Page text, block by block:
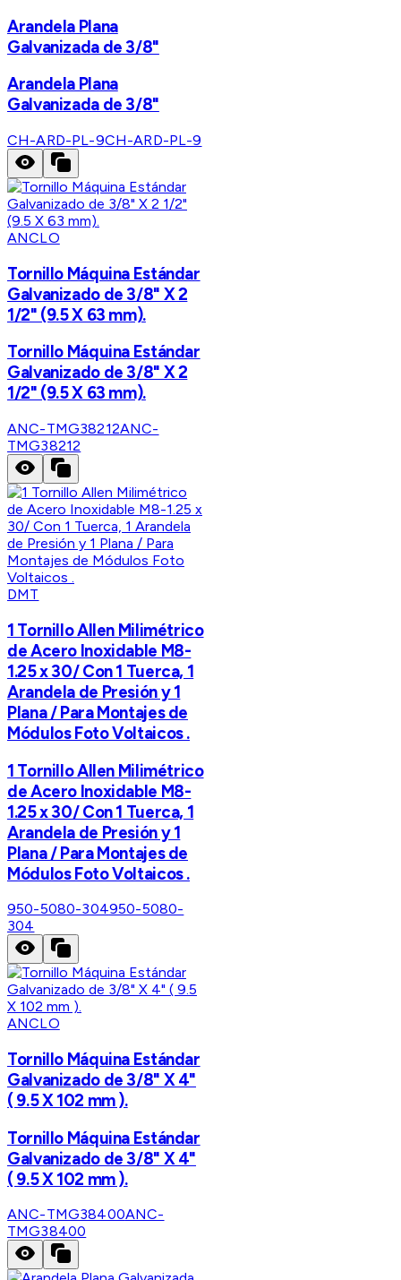
Arandela Plana
Galvanizada de 3/8"
Arandela Plana
Galvanizada de 3/8"
CH-ARD-PL-9CH-ARD-PL-9
ANCLO
Tornillo Máquina Estándar
Galvanizado de 3/8" X 2
1/2" (9.5 X 63 mm).
Tornillo Máquina Estándar
Galvanizado de 3/8" X 2
1/2" (9.5 X 63 mm).
ANC-TMG38212ANC-
TMG38212
DMT
1 Tornillo Allen Milimétrico
de Acero Inoxidable M8-
1.25 x 30/ Con 1 Tuerca, 1
Arandela de Presión y 1
Plana / Para Montajes de
Módulos Foto Voltaicos .
1 Tornillo Allen Milimétrico
de Acero Inoxidable M8-
1.25 x 30/ Con 1 Tuerca, 1
Arandela de Presión y 1
Plana / Para Montajes de
Módulos Foto Voltaicos .
950-5080-304950-5080-
304
ANCLO
Tornillo Máquina Estándar
Galvanizado de 3/8" X 4"
( 9.5 X 102 mm ).
Tornillo Máquina Estándar
Galvanizado de 3/8" X 4"
( 9.5 X 102 mm ).
ANC-TMG38400ANC-
TMG38400